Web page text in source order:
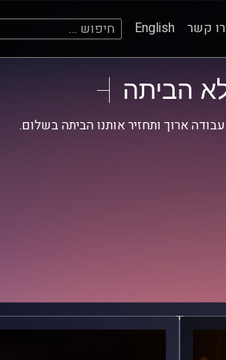
קשר English חיפוש:
הביתה
ארוך ותחזיר אותנו הביתה בשלום.